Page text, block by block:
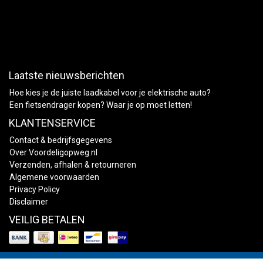
Laatste nieuwsberichten
Hoe kies je de juiste laadkabel voor je elektrische auto?
Een fietsendrager kopen? Waar je op moet letten!
KLANTENSERVICE
Contact & bedrijfsgegevens
Over Voordeligopweg.nl
Verzenden, afhalen & retourneren
Algemene voorwaarden
Privacy Policy
Disclaimer
VEILIG BETALEN